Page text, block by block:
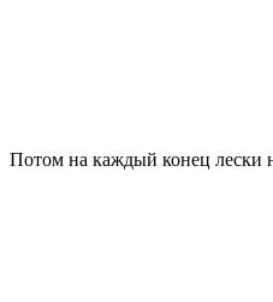
Потом на каждый конец лески